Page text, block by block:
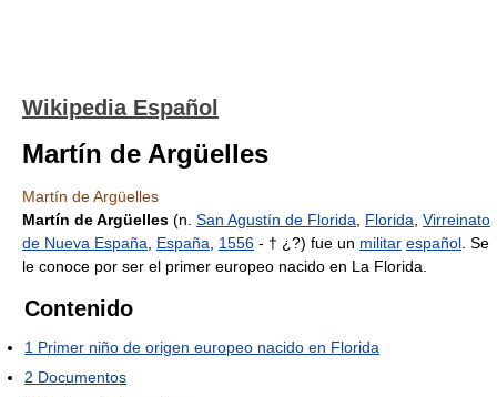
Wikipedia Español
Martín de Argüelles
Martín de Argüelles
Martín de Argüelles (n. San Agustín de Florida Florida Virreinato
de Nueva España
España 1556 - † ¿?) fue un militar español . Se
le conoce por ser el primer europeo nacido en La Florida.
Contenido
1 Primer niño de origen europeo nacido en Florida
2 Documentos